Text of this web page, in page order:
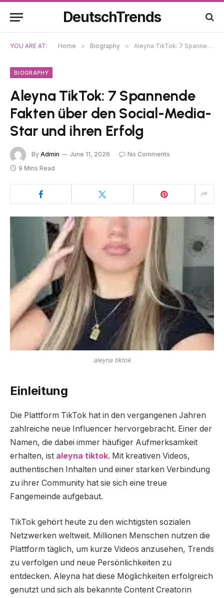
DeutschTrends
YOU ARE AT: Home » Biography » Aleyna TikTok: 7 Spannende Fakten über den Social-Media-Star und ihren Erfolg
BIOGRAPHY
Aleyna TikTok: 7 Spannende
Fakten über den Social-Media-
Star und ihren Erfolg
By Admin June 11, 2026
No Comments
9 Mins Read
aleyna tiktok
Einleitung
Die Plattform TikTok hat in den vergangenen Jahren
zahlreiche neue Influencer hervorgebracht. Einer der
Namen, die dabei immer häufiger Aufmerksamkeit
erhalten, ist aleyna tiktok. Mit kreativen Videos,
authentischen Inhalten und einer starken Verbindung
zu ihrer Community hat sie sich eine treue
Fangemeinde aufgebaut.
TikTok gehört heute zu den wichtigsten sozialen
Netzwerken weltweit. Millionen Menschen nutzen die
Plattform täglich, um kurze Videos anzusehen, Trends
zu verfolgen und neue Persönlichkeiten zu
entdecken. Aleyna hat diese Möglichkeiten erfolgreich
genutzt und sich als bekannte Content Creatorin